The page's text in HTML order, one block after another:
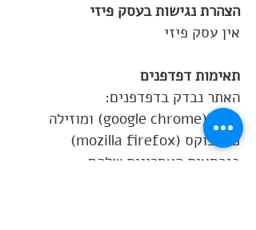
הצהרת נגישות בעסק פיזי
אין עסק פיזי
תאימות דפדפנים
האתר נבדק בדפדפנים:
כרום (google chrome) ומוזילה
פיירפוקס (mozilla firefox)
בגרסאות האחרונות שלהם.